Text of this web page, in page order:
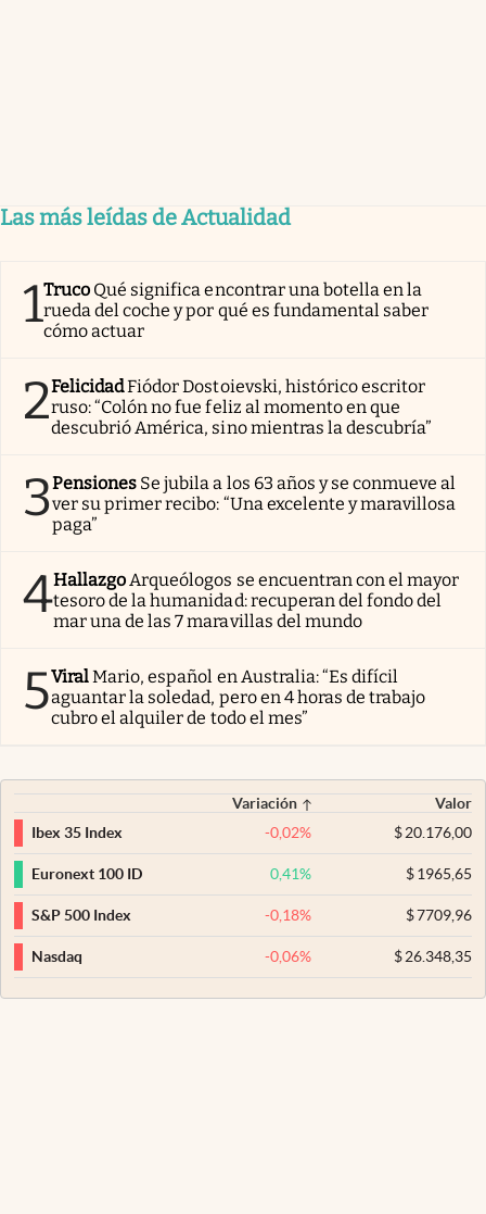
Las más leídas de Actualidad
1Truco Qué significa encontrar una botella en la
rueda del coche y por qué es fundamental saber
cómo actuar
2FelicidadFiódor Dostoievski, histórico escritor
ruso: “Colón no fue feliz al momento en que
descubrió América, sino mientras la descubría”
3Pensiones Se jubila a los 63 años y se conmueve al
ver su primer recibo: “Una excelente y maravillosa
paga”
4Hallazgo Arqueólogos se encuentran con el mayor
tesoro de la humanidad: recuperan del fondo del
mar una de las 7 maravillas del mundo
5ViralMario, español en Australia: “Es difícil
aguantar la soledad, pero en 4 horas de trabajo
cubro el alquiler de todo el mes”
Variación
Valor
Ibex 35 Index
-0,02% $20.176,00
Euronext 100 ID 0,41% $1965,65
S&P 500 Index -0,18% $7709,96
Nasdaq -0,06% $26.348,35